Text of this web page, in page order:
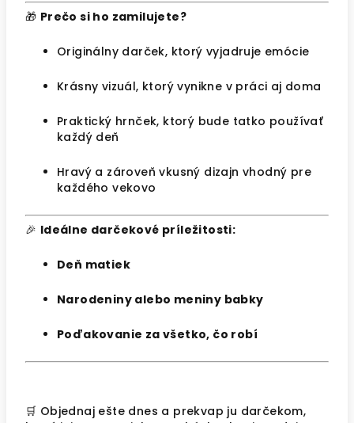
🎁 Prečo si ho zamilujete?
Originálny darček, ktorý vyjadruje emócie
Krásny vizuál, ktorý vynikne v práci aj doma
Praktický hrnček, ktorý bude tatko používať
každý deň
Hravý a zároveň vkusný dizajn vhodný pre
každého vekovo
🎉 Ideálne darčekové príležitosti:
Deň matiek
Narodeniny alebo meniny babky
Poďakovanie za všetko, čo robí
🛒 Objednaj ešte dnes a prekvap ju darčekom,